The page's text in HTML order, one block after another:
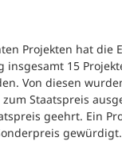
Projekten hat die
insgesamt 15
Von diesen
Staatspreis
geehrt. Ein
gewürdigt.